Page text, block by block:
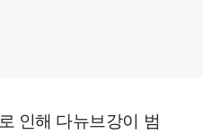
인해 다뉴브강이 범